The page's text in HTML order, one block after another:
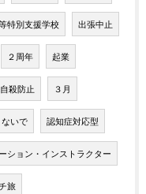
特別支援学校 出張中止
２周年 起業
自殺防止 ３月
いで 認知症対応型
ション・インストラクター
旅